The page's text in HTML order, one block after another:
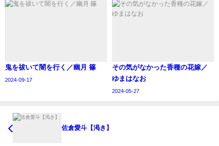
鬼を祓いて闇を行く／幽月 篠
2024-09-17
その気がなかった香種の花嫁／
ゆまはなお
2024-05-27
佐倉愛斗【渇き】